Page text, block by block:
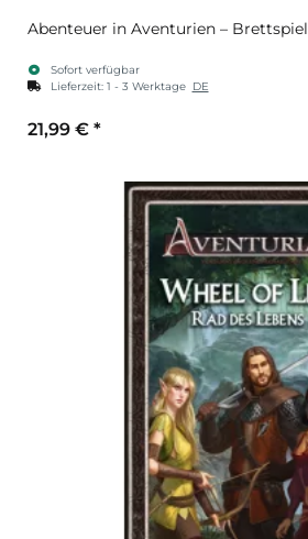
Abenteuer in Aventurien – Brettspiel
Sofort verfügbar
Lieferzeit: 1 - 3 Werktage DE
21,99 € *